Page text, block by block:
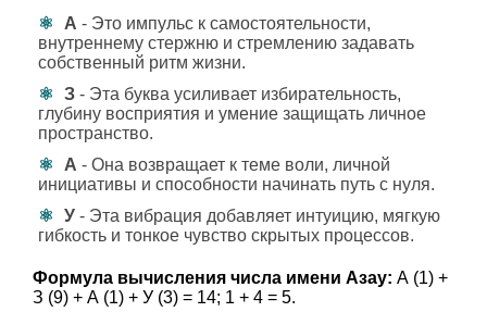
А - Это импульс к самостоятельности,
внутреннему стержню и стремлению задавать
собственный ритм жизни.
З - Эта буква усиливает избирательность,
глубину восприятия и умение защищать личное
пространство.
А - Она возвращает к теме воли, личной
инициативы и способности начинать путь с нуля.
У - Эта вибрация добавляет интуицию, мягкую
гибкость и тонкое чувство скрытых процессов.
Формула вычисления числа имени Азау: А (1) +
З (9) + А (1) + У (3) = 14; 1 + 4 = 5.